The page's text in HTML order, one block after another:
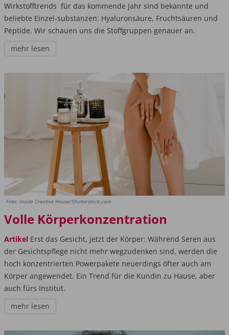
Wirkstofftrends für das kommende Jahr sind bekannte und
beliebte Einzel-substanzen: Hyaluronsäure, Fruchtsäuren und
Peptide. Wir schauen uns die Stoffgruppen genauer an.
mehr lesen
Foto: Inside Creative House/Shutterstock.com
Volle Körperkonzentration
Artikel Erst das Gesicht, jetzt der Körper: Während Seren aus
der Gesichtspflege nicht mehr wegzudenken sind, werden die
hoch konzentrierten Powerpakete neuerdings öfter auch am
Körper angewendet. Ein Trend für die Kundin zu Hause, aber
auch fürs Institut.
mehr lesen